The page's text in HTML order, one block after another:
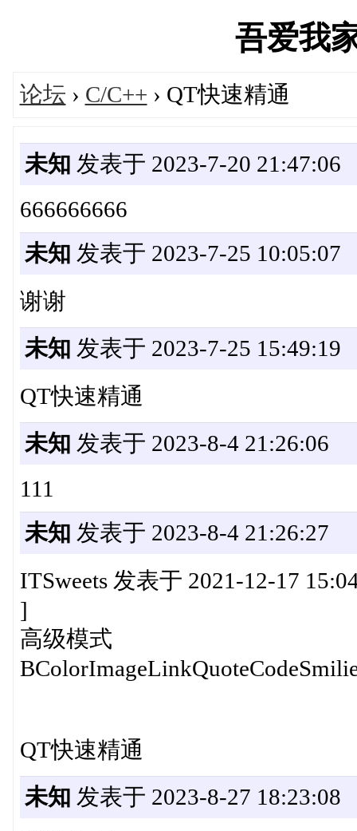
吾爱我
论坛 › C/C++ › QT快速精通
未知 发表于 2023-7-20 21:47:06
666666666
未知 发表于 2023-7-25 10:05:07
谢谢
未知 发表于 2023-7-25 15:49:19
QT快速精通
未知 发表于 2023-8-4 21:26:06
111
未知 发表于 2023-8-4 21:26:27
ITSweets 发表于 2021-12-17
]
高级模式
QT快速精通
未知 发表于 2023-8-27 18:23:08